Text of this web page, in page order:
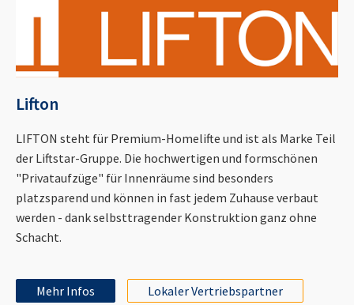
Lifton
LIFTON steht für Premium-Homelifte und ist als Marke Teil
der Liftstar-Gruppe. Die hochwertigen und formschönen
"Privataufzüge" für Innenräume sind besonders
platzsparend und können in fast jedem Zuhause verbaut
werden - dank selbsttragender Konstruktion ganz ohne
Schacht.
Mehr Infos Lokaler Vertriebspartner